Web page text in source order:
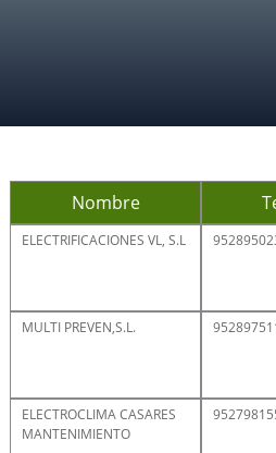
Nombre
ELECTRIFICACIONES VL, S.L
MULTI PREVEN,S.L.
ELECTROCLIMA CASARES
MANTENIMIENTO